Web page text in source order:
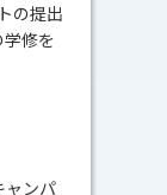
の提出
修を
ャンパ